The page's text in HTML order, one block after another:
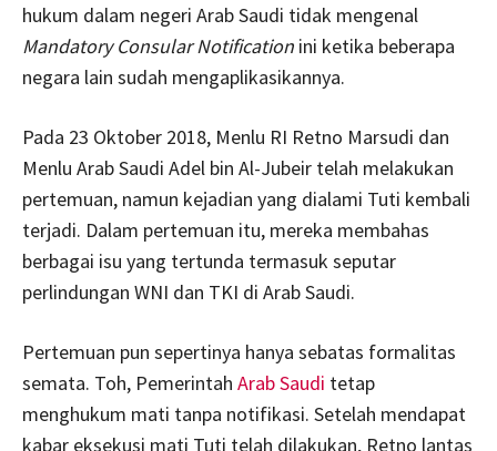
hukum dalam negeri Arab Saudi tidak mengenal
Mandatory Consular Notification ini ketika beberapa
negara lain sudah mengaplikasikannya.
Pada 23 Oktober 2018, Menlu RI Retno Marsudi dan
Menlu Arab Saudi Adel bin Al-Jubeir telah melakukan
pertemuan, namun kejadian yang dialami Tuti kembali
terjadi. Dalam pertemuan itu, mereka membahas
berbagai isu yang tertunda termasuk seputar
perlindungan WNI dan TKI di Arab Saudi.
Pertemuan pun sepertinya hanya sebatas formalitas
semata. Toh, Pemerintah Arab Saudi tetap
menghukum mati tanpa notifikasi. Setelah mendapat
kabar eksekusi mati Tuti telah dilakukan, Retno lantas